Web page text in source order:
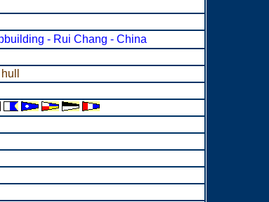
- Rui Chang - China